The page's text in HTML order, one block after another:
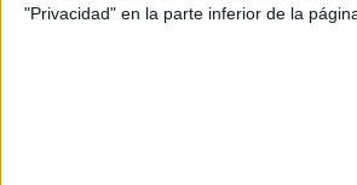
"Privacidad" en la parte inferior de la
En orden a la defensa de los derechos